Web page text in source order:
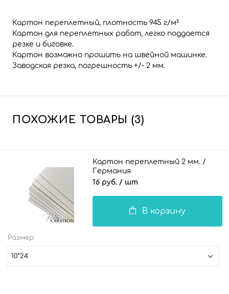
Картон переплетный, плотность 945 г/м²
Картон для переплетных работ, легко поддается
резке и биговке.
Картон возможно прошить на швейной машинке.
Заводская резка, погрешность +/- 2 мм.
ПОХОЖИЕ ТОВАРЫ (3)
Картон переплетный 2 мм. /
Германия
16 руб. / шт
В корзину
Размер:
10*24